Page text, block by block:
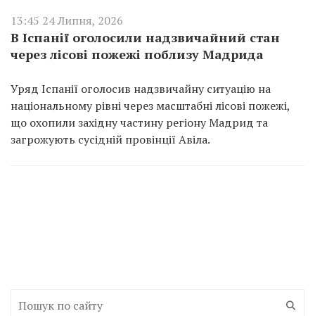
13:45 24 Липня, 2026
В Іспанії оголосили надзвичайний стан
через лісові пожежі поблизу Мадрида
Уряд Іспанії оголосив надзвичайну ситуацію на
національному рівні через масштабні лісові пожежі,
що охопили західну частину регіону Мадрид та
загрожують сусідній провінції Авіла.